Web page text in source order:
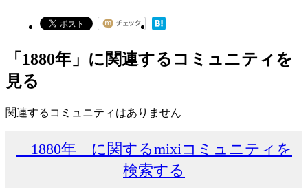
「1880年」に関連するコミュニティを
見る
関連するコミュニティはありません
「1880年」に関するmixiコミュニティを
検索する